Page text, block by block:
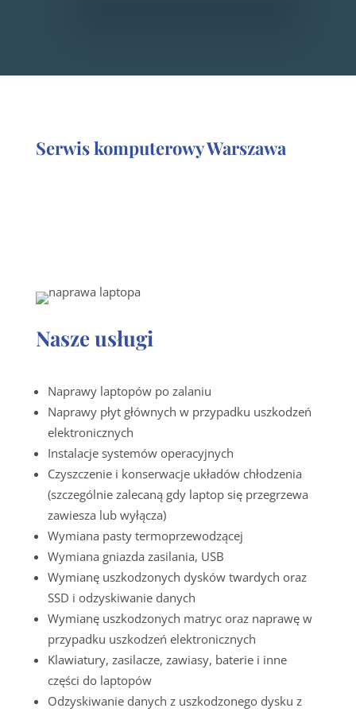
Serwis komputerowy Warszawa
Nasze usługi
Naprawy laptopów po zalaniu
Naprawy płyt głównych w przypadku uszkodzeń
elektronicznych
Instalacje systemów operacyjnych
Czyszczenie i konserwacje układów chłodzenia
(szczególnie zalecaną gdy laptop się przegrzewa
zawiesza lub wyłącza)
Wymiana pasty termoprzewodzącej
Wymiana gniazda zasilania, USB
Wymianę uszkodzonych dysków twardych oraz
SSD i odzyskiwanie danych
Wymianę uszkodzonych matryc oraz naprawę w
przypadku uszkodzeń elektronicznych
Klawiatury, zasilacze, zawiasy, baterie i inne
części do laptopów
Odzyskiwanie danych z uszkodzonego dysku z